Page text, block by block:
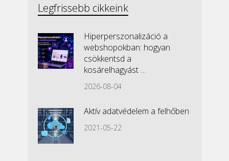
Legfrissebb cikkeink
Hiperperszonalizáció a
webshopokban: hogyan
csökkentsd a
kosárelhagyást …
2026-08-04
Aktív adatvédelem a felhőben
2021-05-22